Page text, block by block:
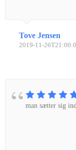
Tove Jensen
2019-11-
man sætter sig